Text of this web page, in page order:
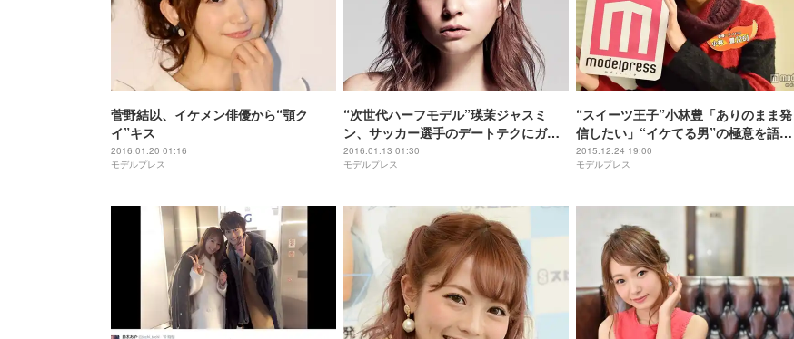
菅野結以、イケメン俳優から“顎ク
イ”キス
2016.01.20 01:16
モデルプレス
“次世代ハーフモデル”瑛茉ジャスミ
ン、サッカー選手のデートテクにガチ
恋＆キス「好きになっちゃった」「帰
りたくない」
2016.01.13 01:30
モデルプレス
“スイーツ王子”小林豊「ありのまま発
信したい」“イケてる男”の極意を語る
＜モデルプレス独占潜入取材＞
2015.12.24 19:00
モデルプレス